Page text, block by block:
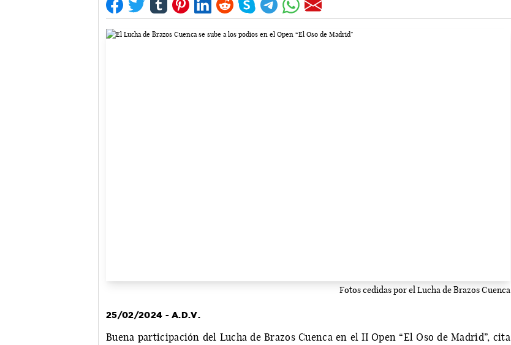
Fotos cedidas por el Lucha de Brazos Cuenca
25/02/2024 - A.D.V.
Buena participación del Lucha de Brazos Cuenca en el II Open “El Oso de Madrid”, cita